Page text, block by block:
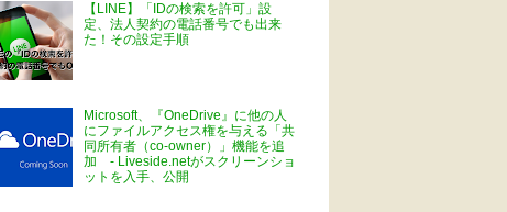
【LINE】「IDの検索を許可」設
定、法人契約の電話番号でも出来
た！その設定手順
Microsoft、『OneDrive』に他の人
にファイルアクセス権を与える「共
同所有者（co-owner）」機能を追
加 - Liveside.netがスクリーンショ
ットを入手、公開